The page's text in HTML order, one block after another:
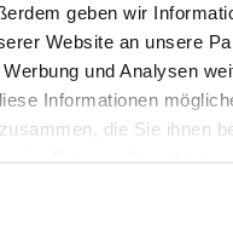
geben wir
Website an unsere
und Analysen
Informationen
die Sie ihnen
19. Oktober 2026,